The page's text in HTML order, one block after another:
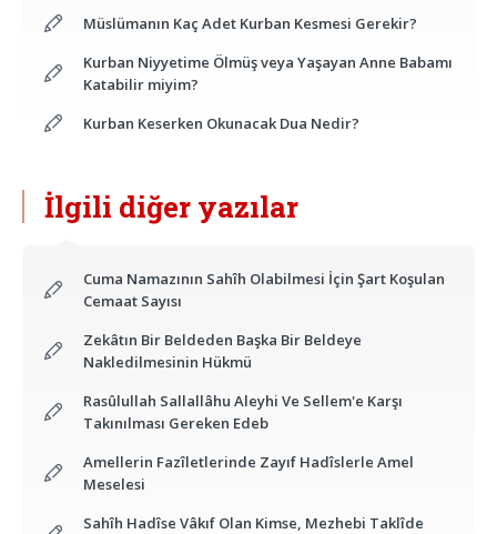
Müslümanın Kaç Adet Kurban Kesmesi Gerekir?
Kurban Niyyetime Ölmüş veya Yaşayan Anne Babamı
Katabilir miyim?
Kurban Keserken Okunacak Dua Nedir?
İlgili diğer yazılar
Cuma Namazının Sahîh Olabilmesi İçin Şart Koşulan
Cemaat Sayısı
Zekâtın Bir Beldeden Başka Bir Beldeye
Nakledilmesinin Hükmü
Rasûlullah Sallallâhu Aleyhi Ve Sellem'e Karşı
Takınılması Gereken Edeb
Amellerin Fazîletlerinde Zayıf Hadîslerle Amel
Meselesi
Sahîh Hadîse Vâkıf Olan Kimse, Mezhebi Taklîde